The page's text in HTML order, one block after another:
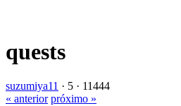
quests
suzumiya11 · 5 · 11444
« anterior próximo »